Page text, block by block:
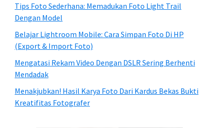
Tips Foto Sederhana: Memadukan Foto Light Trail
Dengan Model
Belajar Lightroom Mobile: Cara Simpan Foto Di HP
(Export & Import Foto)
Mengatasi Rekam Video Dengan DSLR Sering Berhenti
Mendadak
Menakjubkan! Hasil Karya Foto Dari Kardus Bekas Bukti
Kreatifitas Fotografer